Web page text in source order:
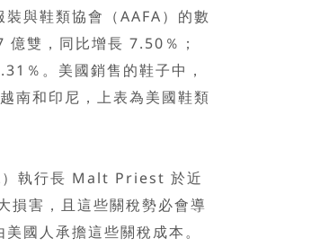
與鞋類協會（AAFA）的數
雙，同比增長 7.50％；
％。美國銷售的鞋子中，
南和印尼，上表為美國鞋類
執行長 Malt Priest 於近
損害，且這些關稅勢必會導
國人承擔這些關稅成本。